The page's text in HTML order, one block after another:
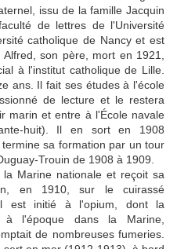
issu de la famille Jacquin
de lettres de l'Université
catholique de Nancy et est
son père, mort en 1921,
à l'institut catholique de Lille.
ans. Il fait ses études à l'école
de lecture et le restera
marin et entre à l'École navale
huit). Il en sort en 1908
sa formation par un tour
Trouin de 1908 à 1909.
Marine nationale et reçoit sa
en 1910, sur le cuirassé
est initié à l'opium, dont la
à l'époque dans la Marine,
de nombreuses fumeries.